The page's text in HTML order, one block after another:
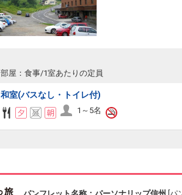
部屋：食事/1室あたりの定員
和室(バスなし・トイレ付)
1～5名